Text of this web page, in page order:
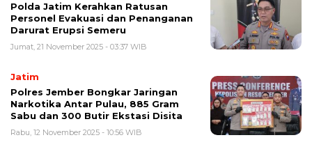
Polda Jatim Kerahkan Ratusan
Personel Evakuasi dan Penanganan
Darurat Erupsi Semeru
Jumat, 21 November 2025 - 03:37 WIB
Jatim
Polres Jember Bongkar Jaringan
Narkotika Antar Pulau, 885 Gram
Sabu dan 300 Butir Ekstasi Disita
Rabu, 12 November 2025 - 10:56 WIB